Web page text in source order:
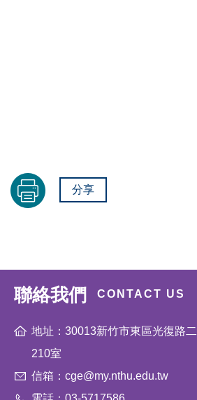
分享
聯絡我們 CONTACT US
地址：30013新竹市東區光復路
210室
信箱：cge@my.nthu.edu.tw